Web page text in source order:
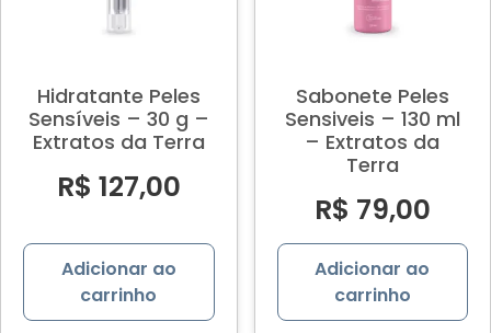
Hidratante Peles
Sensíveis – 30 g –
Extratos da Terra
R$ 127,00
Adicionar ao
carrinho
Sabonete Peles
Sensiveis – 130 ml
– Extratos da
Terra
R$ 79,00
Adicionar ao
carrinho